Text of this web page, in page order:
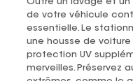
de votre véhicule
essentielle. Le
une housse de
protection UV
merveilles. Préservez